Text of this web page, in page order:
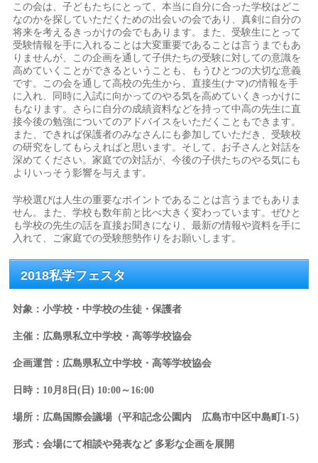
この会は、子どもたちにとって、本当に自分に合った学校はどこ
なのかを探していただくための出会いの会であり、真剣に自分の
将来を考えるきっかけの会でもあります。また、受験生にとって
受験情報を手に入れることは大変重要であることは言うまでもあ
りませんが、この企画を通して子供たちの受験に対しての意識を
高めていくことができるということも、もうひとつの大切な意義
です。この会を通して高校の先生から、直接生(ナマ)の情報を手
に入れ、同時に入試に向かってのやる気を高めていくきっかけに
もなります。さらに自分の成績資料などを持って中高の先生に直
接今後の勉強についてのアドバイスをいただくこともできます。
また、できれば保護者のみなさんにも参加していただき、受験校
の研究をしてもらえればと思います。そして、お子さんと対話を
深めてください。家庭での対話が、今後の子供たちのやる気にも
よりいっそう影響を与えます。
学校選びは人生の重要なポイントであることは言うまでもありま
せん。また、学校も数年前と比べ大きく変わっています。ぜひと
も学校の先生の話を直接お聞きになり、最新の情報や資料を手に
入れて、ご家庭での受験態勢作りをお願いします。
2018私学フェスタ
対象：小学校・中学校の生徒・保護者
主催：広島県私立中学校・高等学校協会
企画運営：広島県私立中学校・高等学校協会
日時：10月8日(日) 10:00～16:00
場所：広島国際会議場（平和記念公園内 広島市中区中島町1-5）
形式：会場にて相談や発表など 多彩な企画を展開